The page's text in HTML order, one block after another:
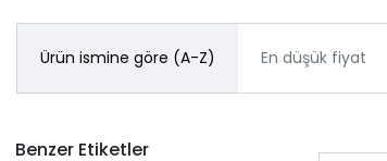
Ürün ismine göre (A-Z) En düşük fiyat
Benzer Etiketler